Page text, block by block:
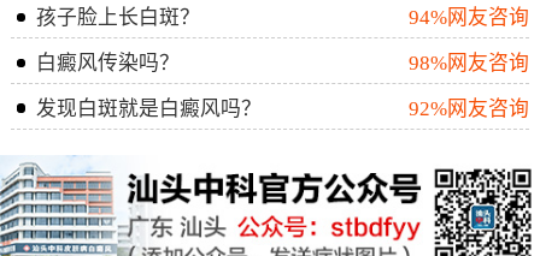
孩子脸上长白斑？
94%网友咨询
白癜风传染吗？
98%网友咨询
发现白斑就是白癜风吗？
92%网友咨询